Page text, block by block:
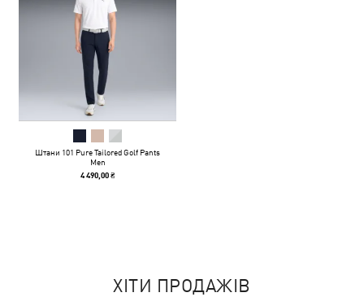
Штани 101 Pure Tailored Golf Pants
Men
4 490,00 ₴
ХІТИ ПРОДАЖІВ